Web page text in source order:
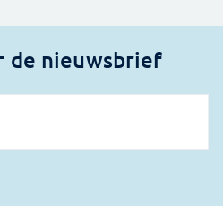
de nieuwsbrief